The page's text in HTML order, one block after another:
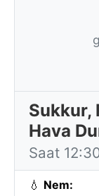
Sukkur,
Hava
Saat
💧 Nem: